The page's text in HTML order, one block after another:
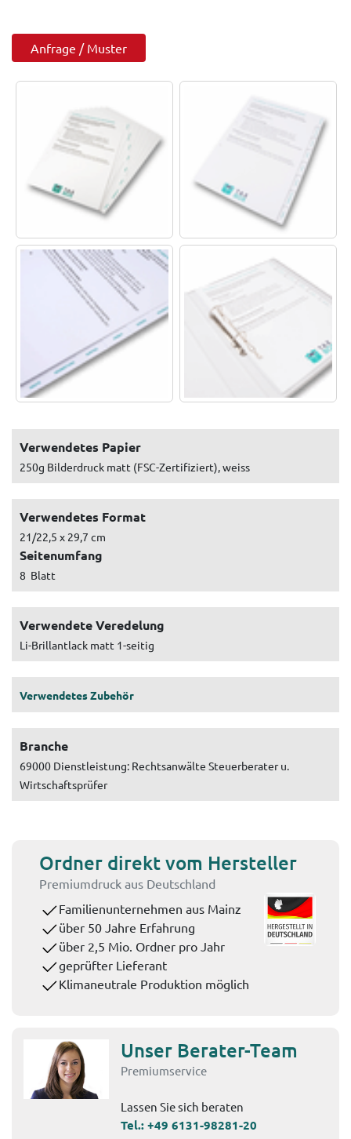
Anfrage / Muster
Verwendetes Papier
250g Bilderdruck matt (FSC-Zertifiziert), weiss
Verwendetes Format
21/22,5 x 29,7 cm
Seitenumfang
8 Blatt
Verwendete Veredelung
Li-Brillantlack matt 1-seitig
Verwendetes Zubehör
Branche
69000 Dienstleistung: Rechtsanwälte Steuerberater u.
Wirtschaftsprüfer
Ordner direkt vom Hersteller
Premiumdruck aus Deutschland
Familienunternehmen aus Mainz
über 50 Jahre Erfahrung
über 2,5 Mio. Ordner pro Jahr
geprüfter Lieferant
Klimaneutrale Produktion möglich
Unser Berater-Team
Premiumservice
Lassen Sie sich beraten
Tel.:+49 6131-98281-20